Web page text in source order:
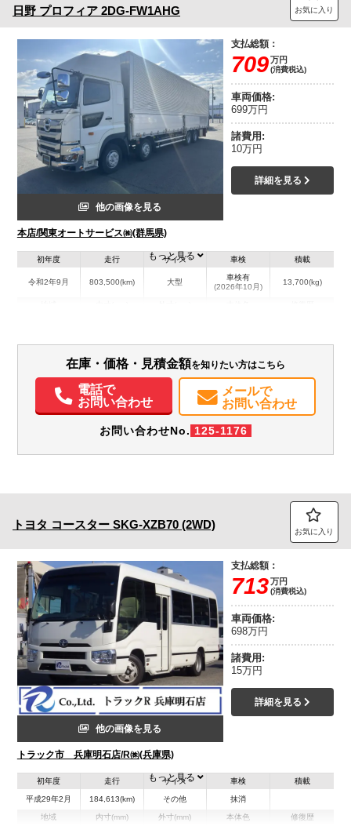
日野 プロフィア 2DG-FW1AHG お気に入り
他の画像を見る
本店/関東オートサービス㈱(群馬県)
支払総額：
709万円
(消費税込)
車両価格:
699万円
諸費用:
10万円
詳細を見る
初年度
令和2年9月
走行
803,500(km)
サイズ
大型
車検
車検有
(2026年10月)
積載
13,700(kg)
装備情報
エアコン パワステ パワーウィンドウ エアバッグ
電動格納ミラー
バックモニター
もっと見る
在庫・価格・見積金額を知りたい方はこちら
電話で
お問い合わせ
メールで
お問い合わせ
お問い合わせNo. 125-1176
トヨタ コースター SKG-XZB70 (2WD) お気に入り
他の画像を見る
トラック市 兵庫明石店/R㈱(兵庫県)
支払総額：
713万円
(消費税込)
車両価格:
698万円
諸費用:
15万円
詳細を見る
初年度
平成29年2月
走行
184,613(km)
サイズ
その他
車検
抹消
積載
地域 内寸(mm) 外寸(mm) 本体色 修復歴
もっと見る